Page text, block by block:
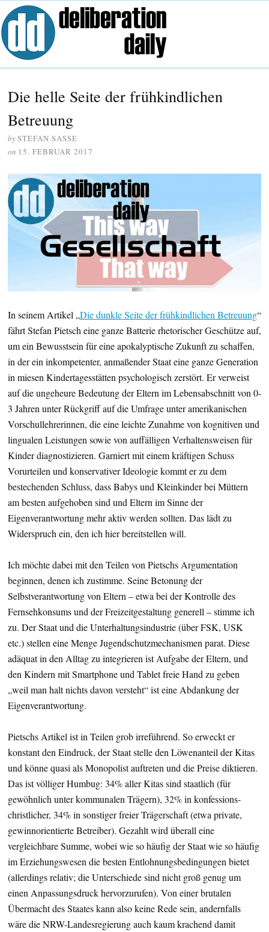
Die helle Seite der frühkindlichen
Betreuung
bySTEFAN SASSE
on 15. FEBRUAR 2017
In seinem Artikel „Die dunkle Seite der frühkindlichen Betreuung“
fährt Stefan Pietsch eine ganze Batterie rhetorischer Geschütze auf,
um ein Bewusstsein für eine apokalyptische Zukunft zu schaffen,
in der ein inkompetenter, anmaßender Staat eine ganze Generation
in miesen Kindertagesstätten psychologisch zerstört. Er verweist
auf die ungeheure Bedeutung der Eltern im Lebensabschnitt von 0-
3 Jahren unter Rückgriff auf die Umfrage unter amerikanischen
Vorschullehrerinnen, die eine leichte Zunahme von kognitiven und
lingualen Leistungen sowie von auffälligen Verhaltensweisen für
Kinder diagnostizieren. Garniert mit einem kräftigen Schuss
Vorurteilen und konservativer Ideologie kommt er zu dem
bestechenden Schluss, dass Babys und Kleinkinder bei Müttern
am besten aufgehoben sind und Eltern im Sinne der
Eigenverantwortung mehr aktiv werden sollten. Das lädt zu
Widerspruch ein, den ich hier bereitstellen will.
Ich möchte dabei mit den Teilen von Pietschs Argumentation
beginnen, denen ich zustimme. Seine Betonung der
Selbstverantwortung von Eltern – etwa bei der Kontrolle des
Fernsehkonsums und der Freizeitgestaltung generell – stimme ich
zu. Der Staat und die Unterhaltungsindustrie (über FSK, USK
etc.) stellen eine Menge Jugendschutzmechanismen parat. Diese
adäquat in den Alltag zu integrieren ist Aufgabe der Eltern, und
den Kindern mit Smartphone und Tablet freie Hand zu geben
„weil man halt nichts davon versteht“ ist eine Abdankung der
Eigenverantwortung.
Pietschs Artikel ist in Teilen grob irreführend. So erweckt er
konstant den Eindruck, der Staat stelle den Löwenanteil der Kitas
und könne quasi als Monopolist auftreten und die Preise diktieren.
Das ist völliger Humbug: 34% aller Kitas sind staatlich (für
gewöhnlich unter kommunalen Trägern), 32% in konfessions-
christlicher, 34% in sonstiger freier Trägerschaft (etwa private,
gewinnorientierte Betreiber). Gezahlt wird überall eine
vergleichbare Summe, wobei wie so häufig der Staat wie so häufig
im Erziehungswesen die besten Entlohnungsbedingungen bietet
(allerdings relativ; die Unterschiede sind nicht groß genug um
einen Anpassungsdruck hervorzurufen). Von einer brutalen
Übermacht des Staates kann also keine Rede sein, andernfalls
wäre die NRW-Landesregierung auch kaum krachend damit